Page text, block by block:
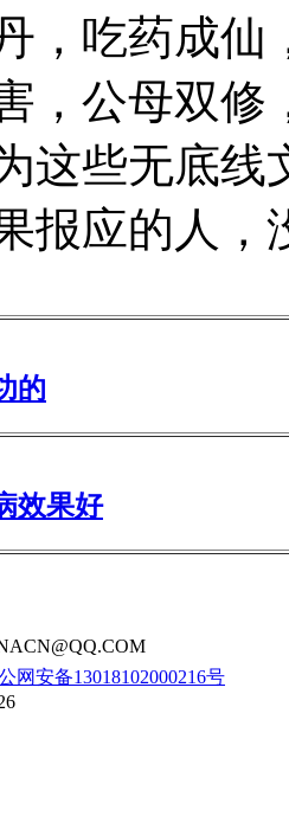
，吃药成仙
，公母双
这些无底线
报应的人，
的
效果好
网安备13018102000216号